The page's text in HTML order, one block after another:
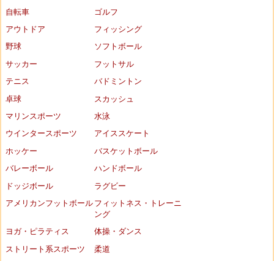
自転車
ゴルフ
アウトドア
フィッシング
野球
ソフトボール
サッカー
フットサル
テニス
バドミントン
卓球
スカッシュ
マリンスポーツ
水泳
ウインタースポーツ
アイススケート
ホッケー
バスケットボール
バレーボール
ハンドボール
ドッジボール
ラグビー
アメリカンフットボール フィットネス・トレーニ
ング
ヨガ・ピラティス
体操・ダンス
ストリート系スポーツ
柔道